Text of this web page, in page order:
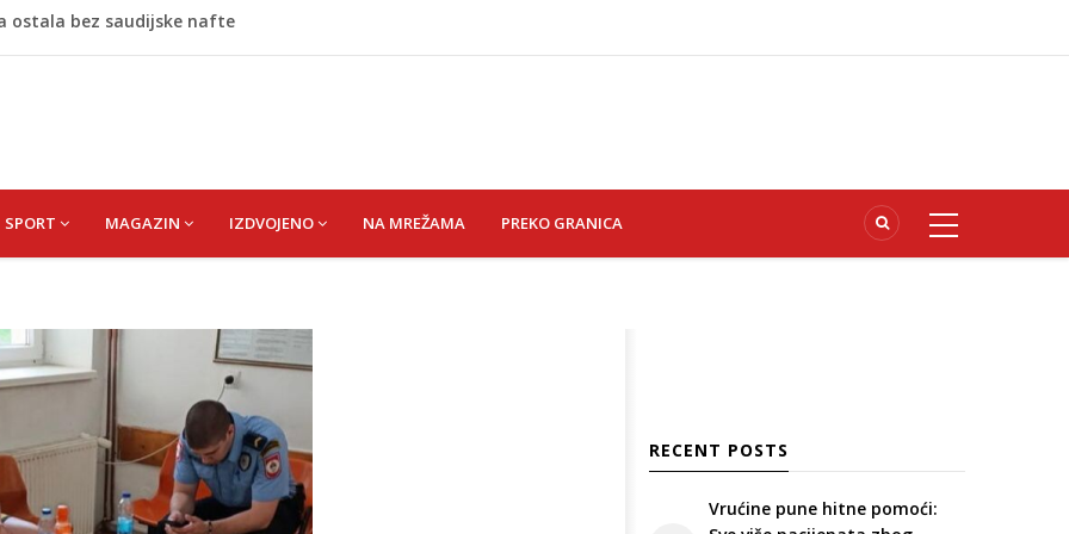
pacijenata zbog dehidracije, vrtoglavice i kolapsa
ime nije smio da izgovori
SPORT MAGAZIN IZDVOJENO NA MREŽAMA PREKO GRANICA
RECENT POSTS
Vrućine pune hitne pomoći: